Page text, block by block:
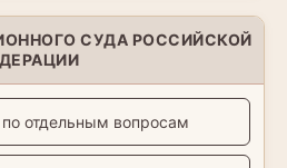
СУДА РОССИЙСКОЙ
отдельным вопросам